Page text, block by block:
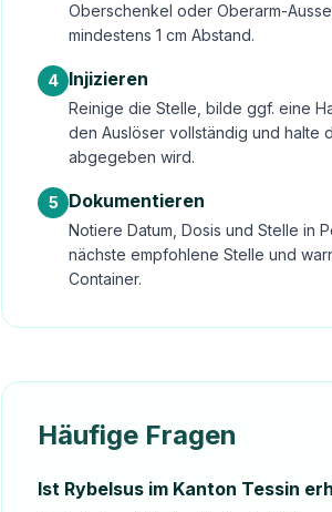
Oberschenkel oder Oberarm-
mindestens 1 cm Abstand.
4 Injizieren
Reinige die Stelle, bilde ggf. eine
den Auslöser vollständig und halte
abgegeben wird.
5 Dokumentieren
Notiere Datum, Dosis und Stelle in
nächste empfohlene Stelle und
Container.
Häufige Fragen
Ist Rybelsus im Kanton Tessin